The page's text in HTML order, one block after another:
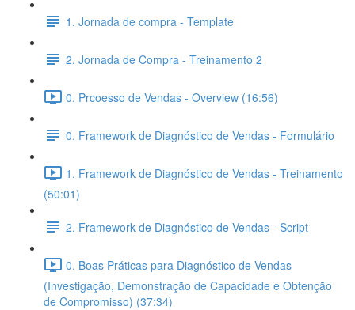
1. Jornada de compra - Template
2. Jornada de Compra - Treinamento 2
0. Prcoesso de Vendas - Overview (16:56)
0. Framework de Diagnóstico de Vendas - Formulário
1. Framework de Diagnóstico de Vendas - Treinamento
(50:01)
2. Framework de Diagnóstico de Vendas - Script
0. Boas Práticas para Diagnóstico de Vendas
(Investigação, Demonstração de Capacidade e Obtenção
de Compromisso) (37:34)